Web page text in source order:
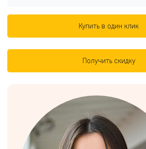
Купить в один клик
Получить скидку